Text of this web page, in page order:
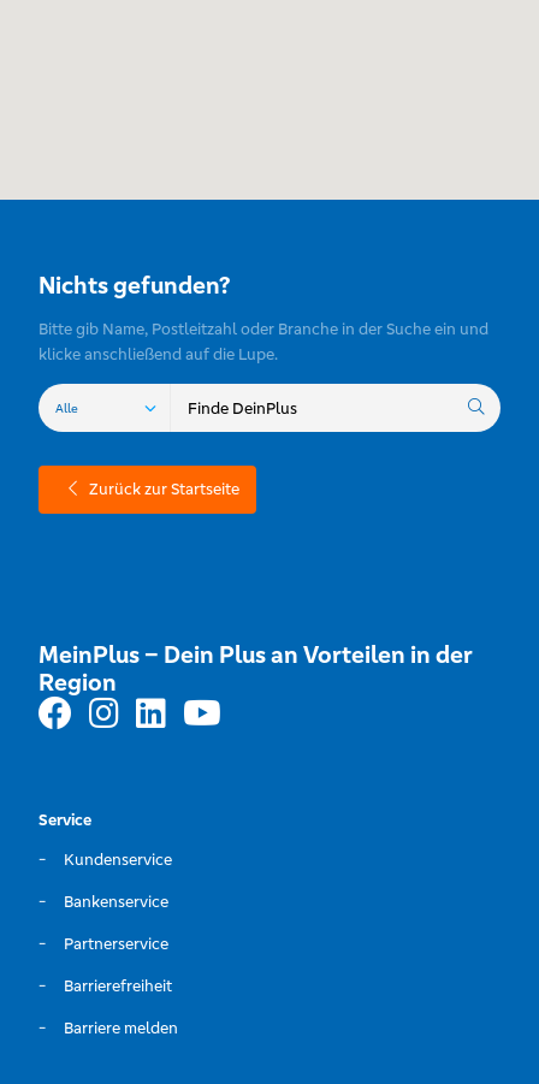
Nichts gefunden?
Bitte gib Name, Postleitzahl oder Branche in der Suche ein und
klicke anschließend auf die Lupe.
Zurück zur Startseite
MeinPlus – Dein Plus an Vorteilen in der
Region
Service
Kundenservice
Bankenservice
Partnerservice
Barrierefreiheit
Barriere melden